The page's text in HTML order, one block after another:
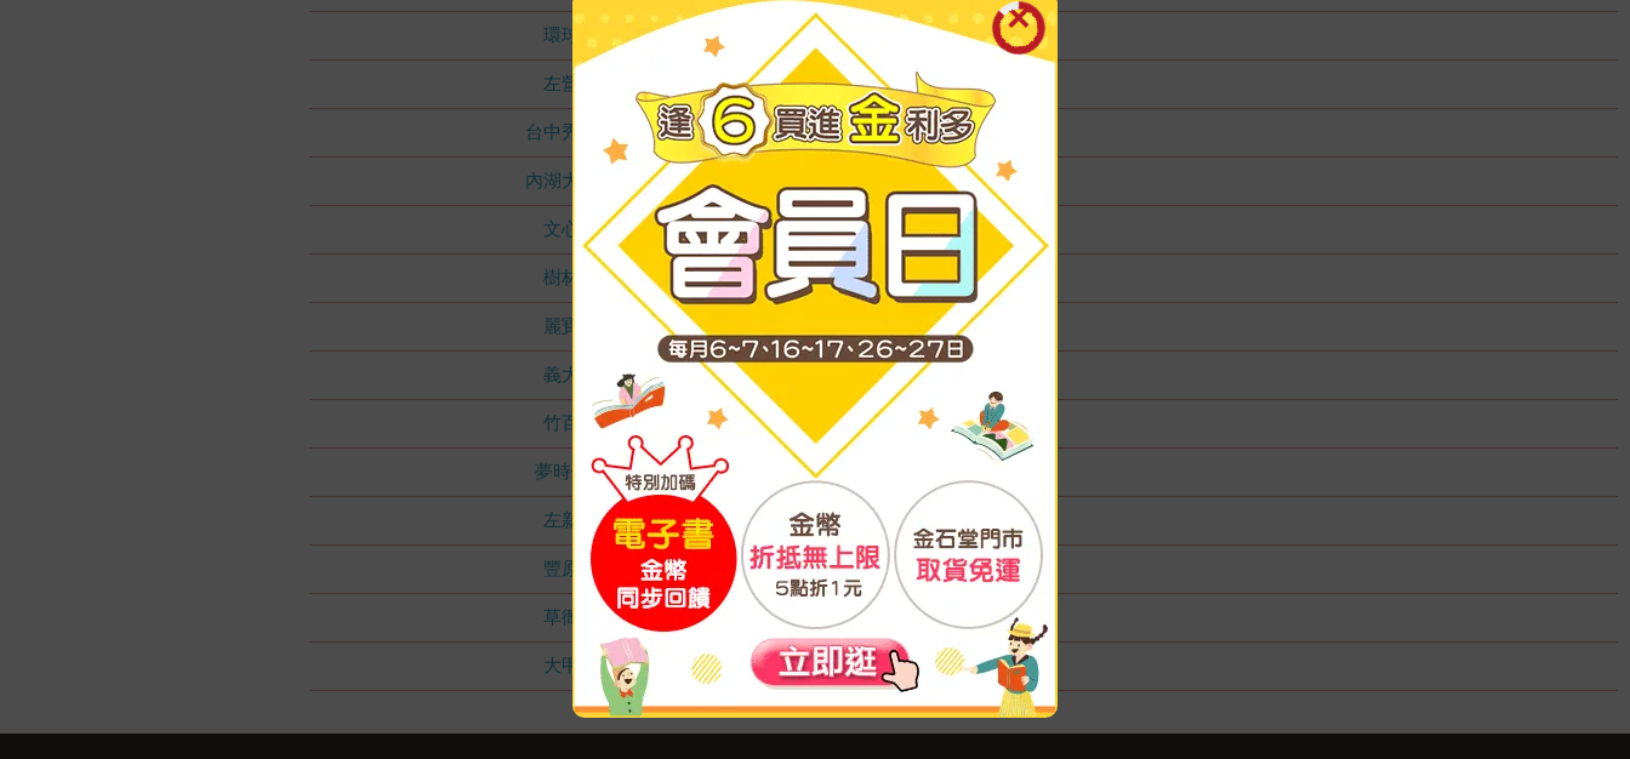
環球店 無庫存
左營店
台中秀泰店
內湖大潤發 無庫存
文心店 無庫存
樹林店 無庫存
麗寶店
義大店
竹百店 無庫存
夢時代店
左新店 無庫存
豐原店 無庫存
草衙店 無庫存
大甲店 無庫存